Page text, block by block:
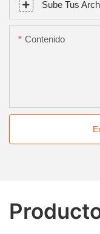
Sube Tus
Contenido